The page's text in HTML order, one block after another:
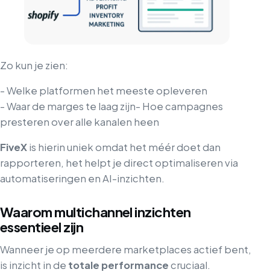
Zo kun je zien:
- Welke platformen het meeste opleveren
- Waar de marges te laag zijn- Hoe campagnes
presteren over alle kanalen heen
FiveXis hierin uniek omdat het méér doet dan
rapporteren, het helpt je direct optimaliseren via
automatiseringen en AI-inzichten.
Waarom multichannel inzichten
essentieel zijn
Wanneer je op meerdere marketplaces actief bent,
is inzicht in de totale performancecruciaal.